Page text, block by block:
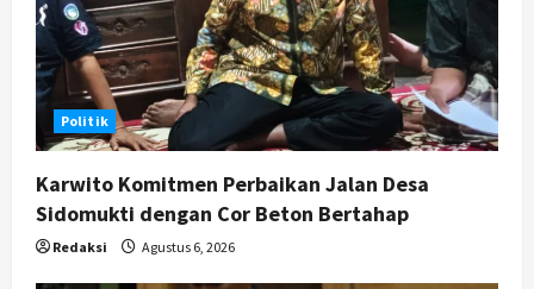
Politik
Karwito Komitmen Perbaikan Jalan Desa
Sidomukti dengan Cor Beton Bertahap
Redaksi Agustus 6, 2026